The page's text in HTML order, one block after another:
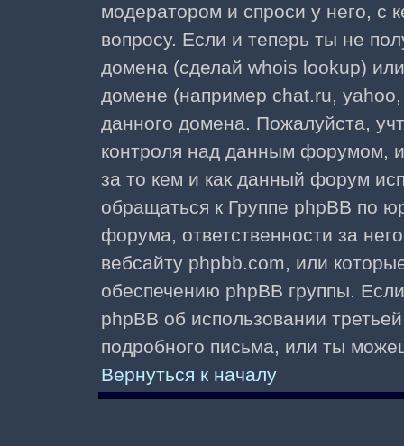
модератором и спроси у него, с
вопросу. Если и теперь ты не
домена (сделай whois lookup)
домене (например chat.ru,
данного домена. Пожалуйста,
контроля над данным форумом,
за то кем и как данный форум
обращаться к Группе phpBB по
форума, ответственности за
вебсайту phpbb.com, или
обеспечению phpBB группы.
phpBB об использовании
подробного письма, или ты
Вернуться к началу